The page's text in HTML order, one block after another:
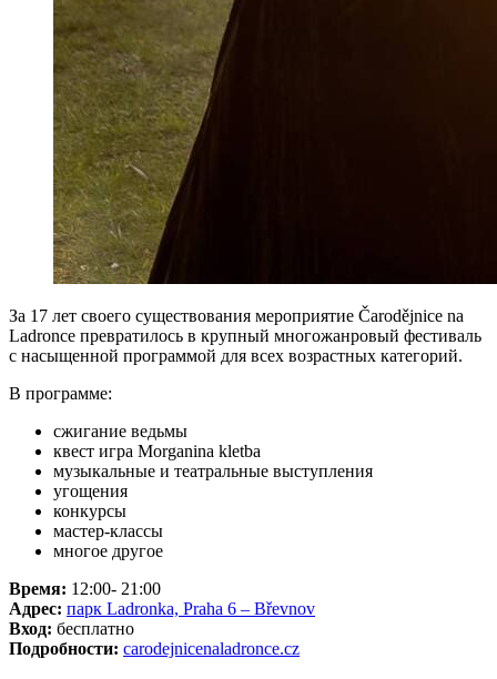
За 17 лет своего существования мероприятие Čarodějnice na
Ladronce превратилось в крупный многожанровый фестиваль
с насыщенной программой для всех возрастных категорий.
В программе:
сжигание ведьмы
квест игра Morganina kletba
музыкальные и театральные выступления
угощения
конкурсы
мастер-классы
многое другое
Время: 12:00- 21:00
Адрес: парк Ladronka, Praha 6 – Břevnov
Вход: бесплатно
Подробности: carodejnicenaladronce.cz